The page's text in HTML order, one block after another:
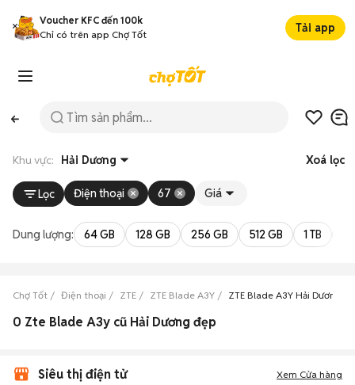
Voucher KFC đến 100k
Chỉ có trên app Chợ Tốt
Tải app
Khu vực: Hải Dương Xoá lọc
Lọc Điện thoại 67 Giá
Dung lượng: 64 GB 128 GB 256 GB 512 GB 1 TB
Chợ Tốt Điện thoại ZTE ZTE Blade A3Y ZTE Blade A3Y Hải Dương
0 Zte Blade A3y cũ Hải Dương đẹp
Siêu thị điện tử Xem Cửa hàng